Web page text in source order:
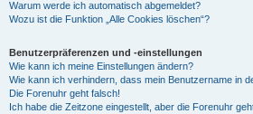
Warum werde ich automatisch abgemeldet?
Wozu ist die Funktion „Alle Cookies löschen“?
Benutzerpräferenzen und -einstellungen
Wie kann ich meine Einstellungen ändern?
Wie kann ich verhindern, dass mein Benutzername in
Die Forenuhr geht falsch!
Ich habe die Zeitzone eingestellt, aber die Forenuhr